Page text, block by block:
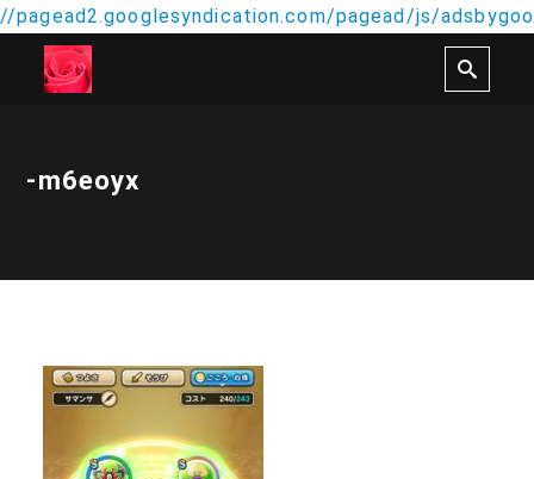
//pagead2.googlesyndication.com/pagead/js/
-m6eoyx